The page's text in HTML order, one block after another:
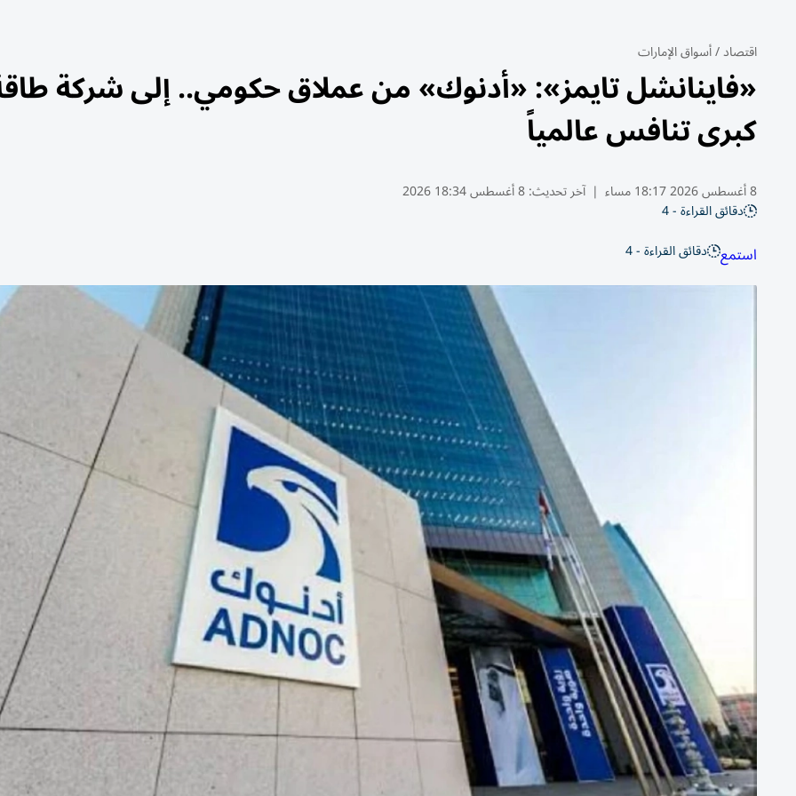
اقتصاد/أسواق الإمارات
«فاينانشل تايمز»: «أدنوك» من عملاق حكومي.. إلى شركة
كبرى تنافس عالمياً
8 أغسطس 2026 18:17 مساء | آخر تحديث:8 أغسطس 18:34 2026
دقائق القراءة - 4
استمع دقائق القراءة - 4